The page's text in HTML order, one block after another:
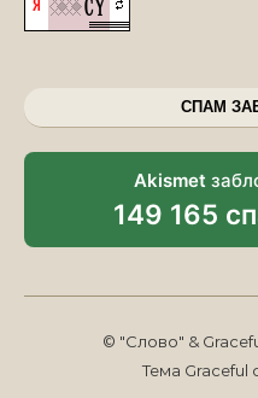
СПАМ
Akismet
149 165
© "Слово" &
Тема Graceful